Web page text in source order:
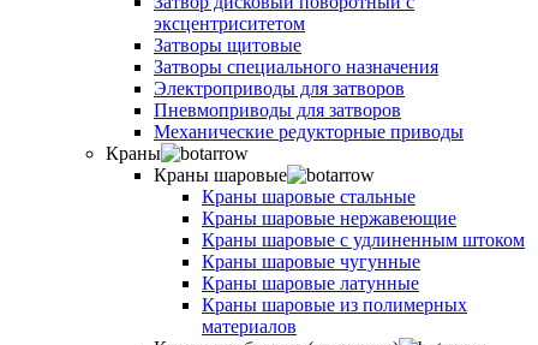
эксцентриситетом
Затворы щитовые
Затворы специального назначения
Электроприводы для затворов
Пневмоприводы для затворов
Механические редукторные приводы
Краны
Краны шаровые
Краны шаровые стальные
Краны шаровые нержавеющие
Краны шаровые с удлиненным штоком
Краны шаровые чугунные
Краны шаровые латунные
Краны шаровые из полимерных
материалов